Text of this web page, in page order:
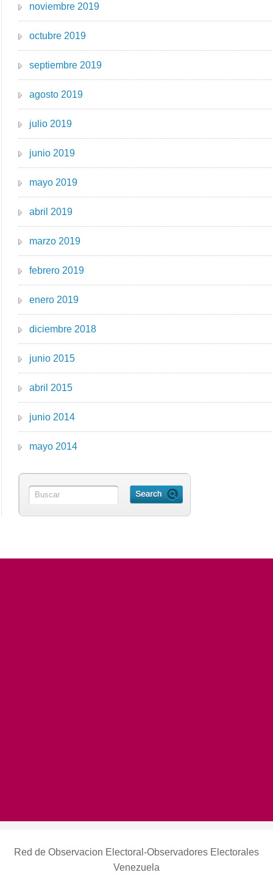
noviembre 2019
octubre 2019
septiembre 2019
agosto 2019
julio 2019
junio 2019
mayo 2019
abril 2019
marzo 2019
febrero 2019
enero 2019
diciembre 2018
junio 2015
abril 2015
junio 2014
mayo 2014
Red de Observacion Electoral-Observadores Electorales
Venezuela